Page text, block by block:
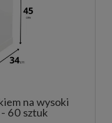
na wysoki
60 sztuk